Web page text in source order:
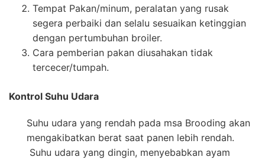
Tempat Pakan/minum, peralatan yang rusak
segera perbaiki dan selalu sesuaikan ketinggian
dengan pertumbuhan broiler.
Cara pemberian pakan diusahakan tidak
tercecer/tumpah.
Kontrol Suhu Udara
Suhu udara yang rendah pada msa Brooding akan
mengakibatkan berat saat panen lebih rendah.
Suhu udara yang dingin, menyebabkan ayam